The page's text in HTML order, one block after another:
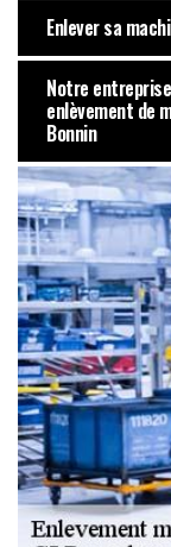
Enlever sa
Notre
enlèvement de
Bonnin